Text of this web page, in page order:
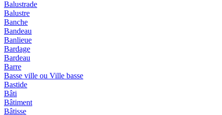
Balustrade
Balustre
Banche
Bandeau
Banlieue
Bardage
Bardeau
Barre
Basse ville ou Ville basse
Bastide
Bâti
Bâtiment
Bâtisse